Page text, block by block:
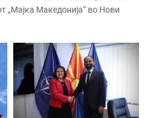
„Мајка Македонија“ во Нови